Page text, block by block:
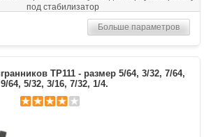
под стабилизатор
Больше параметров
TP111 - размер 5/64, 3/32, 7/64,
64, 5/32, 3/16, 7/32, 1/4.